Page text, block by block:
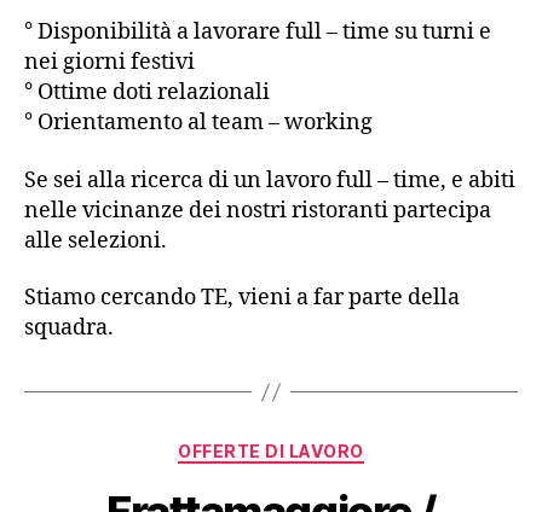
° Disponibilità a lavorare full – time su turni e
nei giorni festivi
° Ottime doti relazionali
° Orientamento al team – working
Se sei alla ricerca di un lavoro full – time, e abiti
nelle vicinanze dei nostri ristoranti partecipa
alle selezioni.
Stiamo cercando TE, vieni a far parte della
squadra.
OFFERTE DI LAVORO